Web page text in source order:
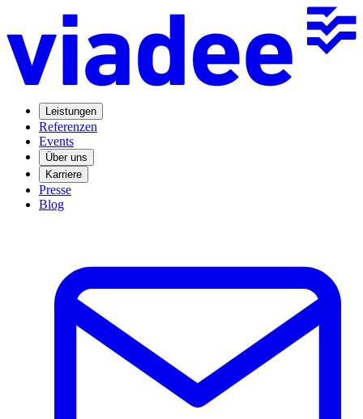
Leistungen
Referenzen
Events
Über uns
Karriere
Presse
Blog